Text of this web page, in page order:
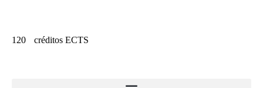
120 créditos ECTS